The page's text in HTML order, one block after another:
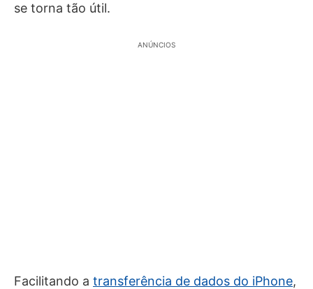
se torna tão útil.
ANÚNCIOS
Facilitando a transferência de dados do iPhone,